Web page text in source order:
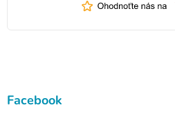
Facebook